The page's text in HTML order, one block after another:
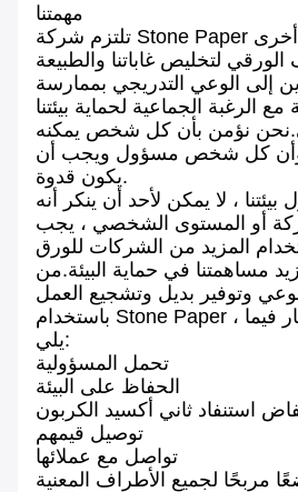
مهمتنا
تلتزم شركة Stone Paper بالحد ، من بين أمور أخرى
الورقي لتخليص غاباتنا والطبيعة
إلى الوعي التدريجي بممارسة
مع الرغبة الجماعية لحماية بيئتنا
نؤمن بأن كل شخص يمكنه
كل شخص مسؤول ويجب أن
يكون قدوة.
، لا يمكن لأحد أن ينكر أنه
أو المستوى الشخصي ، يجب
المزيد من الشركات للورق
مساهمتنا في حماية البيئة.من
وتوفير بديل وتشجيع العمل
باستخدام Stone Paper ، نمنح الشركات الخيار فيما
يلي:
تحمل المسؤولية
الحفاظ على البيئة
استنفاد ثاني أكسيد الكربون
توصيل قيمهم
تواصل مع عملائها
مربحًا لجميع الأطراف المعنية